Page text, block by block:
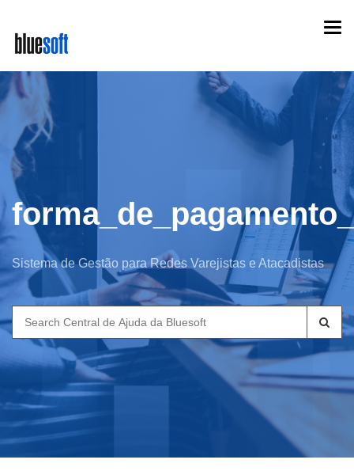
main
content
Sistema de Gestão para Redes Varejistas e Atacadistas
Search
for: